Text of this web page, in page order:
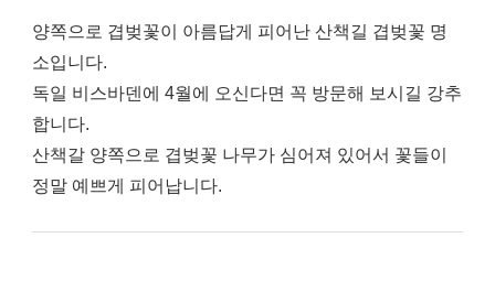
양쪽으로 겹벚꽃이 아름답게 피어난 산책길 겹벚꽃 명
소입니다.
독일 비스바덴에 4월에 오신다면 꼭 방문해 보시길 강추
합니다.
산책갈 양쪽으로 겹벚꽃 나무가 심어져 있어서 꽃들이
정말 예쁘게 피어납니다.